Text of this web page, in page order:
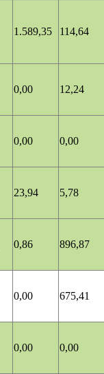
1.589,35 114,64
0,00 12,24
0,00 0,00
23,94 5,78
0,86 896,87
0,00 675,41
0,00 0,00